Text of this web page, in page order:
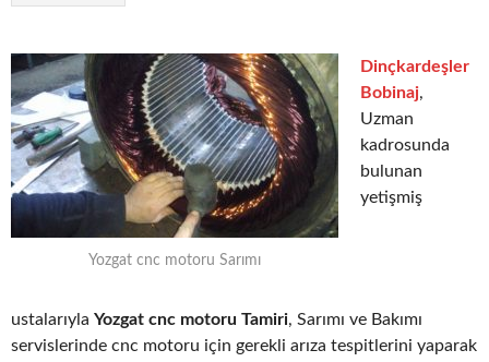
Yozgat cnc motoru Sarımı
Dinçkardeşler
Bobinaj,
Uzman
kadrosunda
bulunan
yetişmiş
ustalarıyla Yozgat cnc motoru Tamiri, Sarımı ve Bakımı
servislerinde cnc motoru için gerekli arıza tespitlerini yaparak